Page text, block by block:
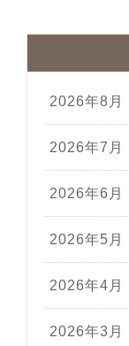
2026年8月
2026年7月
2026年6月
2026年5月
2026年4月
2026年3月